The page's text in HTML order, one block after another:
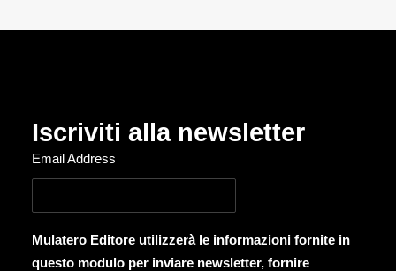
Iscriviti alla newsletter
Email Address
Mulatero Editore utilizzerà le informazioni fornite in
questo modulo per inviare newsletter, fornire